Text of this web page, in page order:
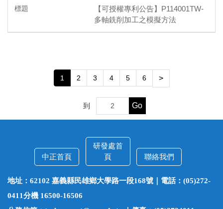
【可授權專利公告】P114001TW-
多軸銑削加工之模擬方法
1 2 3 4 5 6 >
到 Go
中正首頁
研發處首
頁
聯絡我們
地址：62102 嘉義縣民雄鄉大學路一段168號｜電話：(05)272-
0411分機 16500-16506